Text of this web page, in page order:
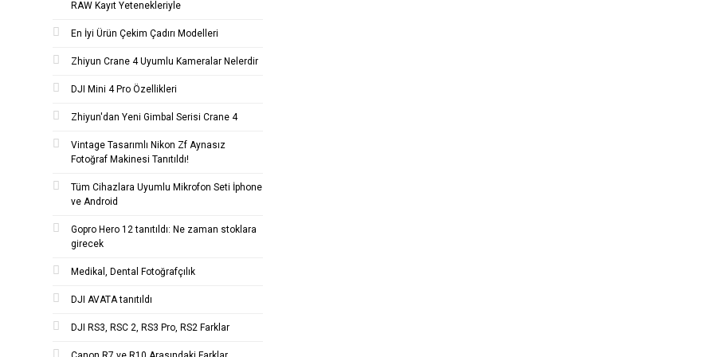
RAW Kayıt Yetenekleriyle
En İyi Ürün Çekim Çadırı Modelleri
Zhiyun Crane 4 Uyumlu Kameralar Nelerdir
DJI Mini 4 Pro Özellikleri
Zhiyun'dan Yeni Gimbal Serisi Crane 4
Vintage Tasarımlı Nikon Zf Aynasız
Fotoğraf Makinesi Tanıtıldı!
Tüm Cihazlara Uyumlu Mikrofon Seti İphone
ve Android
Gopro Hero 12 tanıtıldı: Ne zaman stoklara
girecek
Medikal, Dental Fotoğrafçılık
DJI AVATA tanıtıldı
DJI RS3, RSC 2, RS3 Pro, RS2 Farklar